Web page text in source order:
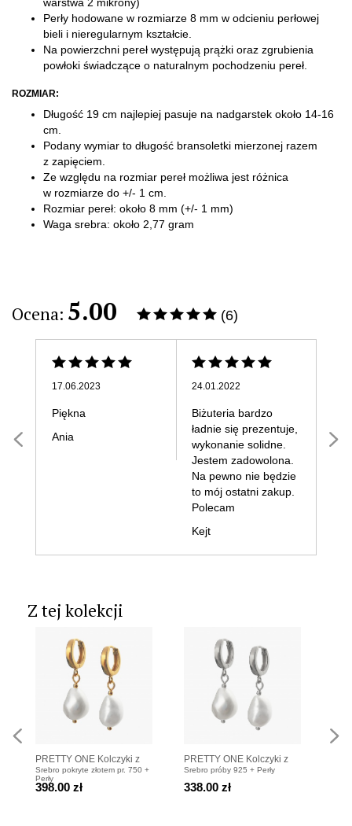
Perły hodowane w rozmiarze 8 mm w odcieniu perłowej
bieli i nieregularnym kształcie.
Na powierzchni pereł występują prążki oraz zgrubienia
powłoki świadczące o naturalnym pochodzeniu pereł.
ROZMIAR:
Długość 19 cm najlepiej pasuje na nadgarstek około 14-16
cm.
Podany wymiar to długość bransoletki mierzonej razem
z zapięciem.
Ze względu na rozmiar pereł możliwa jest różnica
w rozmiarze do +/- 1 cm.
Rozmiar pereł: około 8 mm (+/- 1 mm)
Waga srebra: około 2,77 gram
Ocena: 5.00 (6)
17.06.2023
Piękna
Ania
24.01.2022
Biżuteria bardzo
ładnie się prezentuje,
wykonanie solidne.
Jestem zadowolona.
Na pewno nie będzie
to mój ostatni zakup.
Polecam
Kejt
Z tej kolekcji
PRETTY ONE Kolczyki z
perłami
Srebro pokryte złotem pr. 750 +
Perły
398.00 zł
PRETTY ONE Kolczyki z
perłami
Srebro próby 925 + Perły
338.00 zł